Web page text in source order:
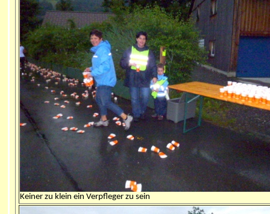
Keiner zu klein ein Verpfleger zu sein